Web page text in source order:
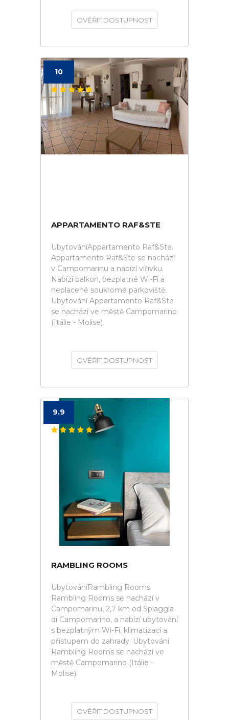
OVĚŘIT DOSTUPNOST
10
APPARTAMENTO RAF&STE
UbytováníAppartamento Raf&Ste.
Appartamento Raf&Ste se nachází
v Campomarinu a nabízí vířivku.
Nabízí balkon, bezplatné Wi-Fi a
neplacené soukromé parkoviště.
Ubytování Appartamento Raf&Ste
se nachází ve městě Campomarino
(Itálie - Molise).
OVĚŘIT DOSTUPNOST
9.9
RAMBLING ROOMS
UbytováníRambling Rooms.
Rambling Rooms se nachází v
Campomarinu, 2,7 km od Spiaggia
di Campomarino, a nabízí ubytování
s bezplatným Wi-Fi, klimatizací a
přístupem do zahrady. Ubytování
Rambling Rooms se nachází ve
městě Campomarino (Itálie -
Molise).
OVĚŘIT DOSTUPNOST